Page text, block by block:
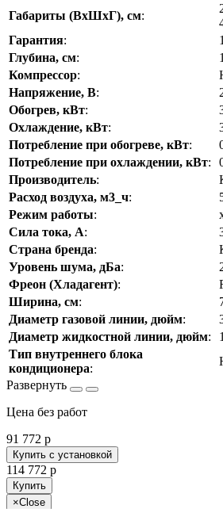
Габариты (ВхШхГ), см:
Гарантия:
Глубина, см:
Компрессор:
Напряжение, В:
Обогрев, кВт:
Охлаждение, кВт:
Потребление при обогреве, кВт:
Потребление при охлаждении, кВт:
Производитель:
Расход воздуха, м3_ч:
Режим работы:
Сила тока, А:
Страна бренда:
Уровень шума, дБа:
Фреон (Хладагент):
Ширина, см:
Диаметр газовой линии, дюйм:
Диаметр жидкостной линии, дюйм:
Тип внутреннего блока
кондиционера:
Цена без работ
91 772 p
Купить с установкой
114 772 p
Купить
×Close